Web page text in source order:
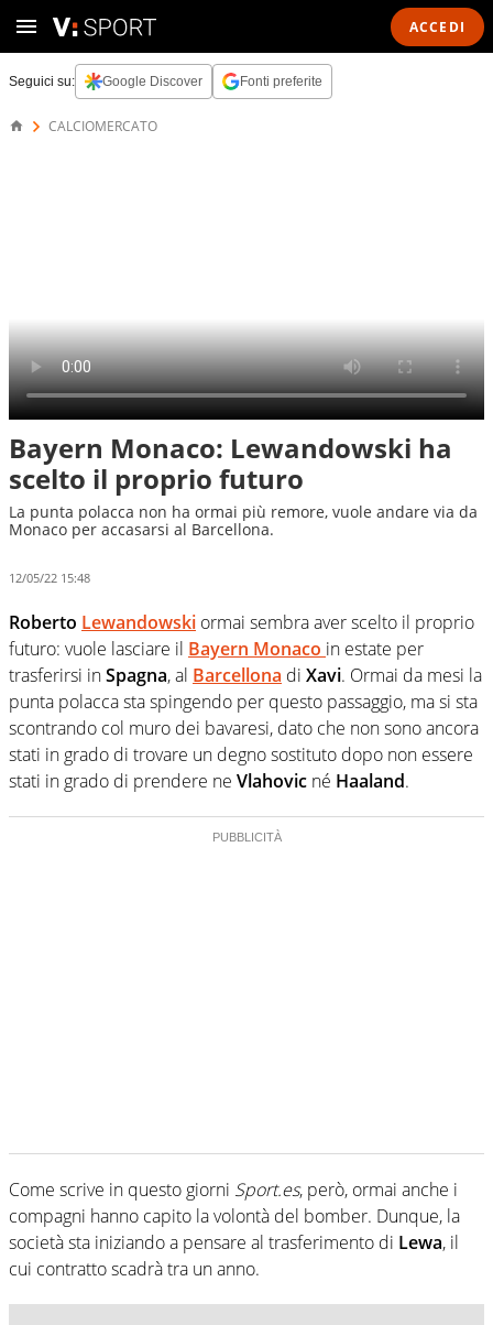
ACCEDI
Seguici su: Google Discover Fonti preferite
CALCIOMERCATO
Bayern Monaco: Lewandowski ha
scelto il proprio futuro
La punta polacca non ha ormai più remore, vuole andare via da
Monaco per accasarsi al Barcellona.
12/05/22 15:48
Roberto Lewandowski ormai sembra aver scelto il proprio
futuro: vuole lasciare il Bayern Monaco in estate per
trasferirsi inSpagna, al Barcellona di Xavi. Ormai da mesi la
punta polacca sta spingendo per questo passaggio, ma si sta
scontrando col muro dei bavaresi, dato che non sono ancora
stati in grado di trovare un degno sostituto dopo non essere
stati in grado di prendere ne Vlahovic né Haaland.
Come scrive in questo giorni Sport.es, però, ormai anche i
compagni hanno capito la volontà del bomber. Dunque, la
società sta iniziando a pensare al trasferimento di Lewa, il
cui contratto scadrà tra un anno.